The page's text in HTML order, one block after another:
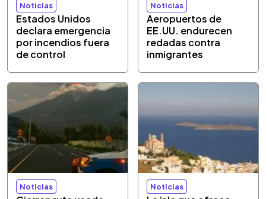
Noticias
Estados Unidos
declara emergencia
por incendios fuera
de control
Noticias
Aeropuertos de
EE.UU. endurecen
redadas contra
inmigrantes
Noticias Noticias